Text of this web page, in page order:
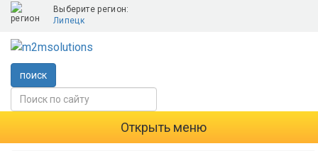
Выберите регион:
Липецк
поиск
Открыть меню